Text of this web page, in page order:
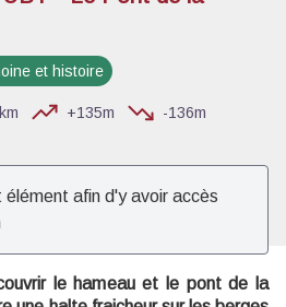
Voir l'image en plein écran
et histoire
+135m
-136m
élément afin d'y avoir accès
le hameau et le pont de la